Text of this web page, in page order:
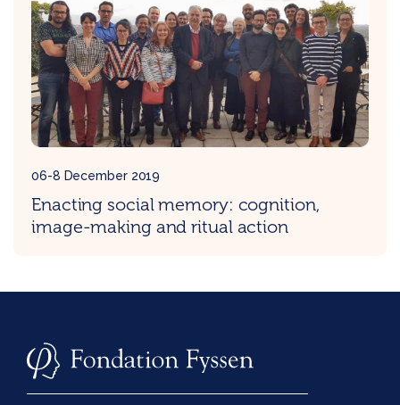
06-8 December 2019
Enacting social memory: cognition,
image-making and ritual action